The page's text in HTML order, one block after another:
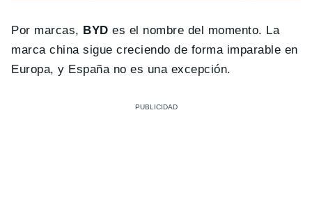
Por marcas, BYD es el nombre del momento. La
marca china sigue creciendo de forma imparable en
Europa, y España no es una excepción.